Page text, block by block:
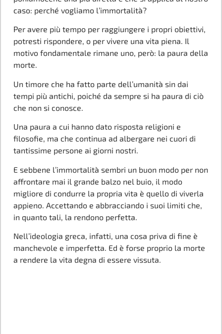
caso: perché vogliamo l’immortalità?
Per avere più tempo per raggiungere i propri obiettivi,
potresti rispondere, o per vivere una vita piena. Il
motivo fondamentale rimane uno, però: la paura della
morte.
Un timore che ha fatto parte dell’umanità sin dai
tempi più antichi, poiché da sempre si ha paura di ciò
che non si conosce.
Una paura a cui hanno dato risposta religioni e
filosofie, ma che continua ad albergare nei cuori di
tantissime persone ai giorni nostri.
E sebbene l’immortalità sembri un buon modo per non
affrontare mai il grande balzo nel buio, il modo
migliore di condurre la propria vita è quello di viverla
appieno. Accettando e abbracciando i suoi limiti che,
in quanto tali, la rendono perfetta.
Nell’ideologia greca, infatti, una cosa priva di fine è
manchevole e imperfetta. Ed è forse proprio la morte
a rendere la vita degna di essere vissuta.